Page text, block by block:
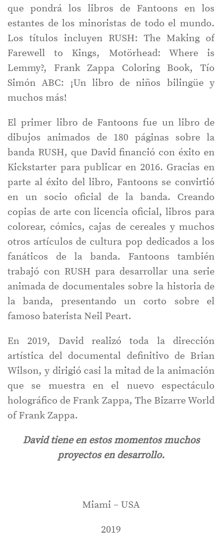
que pondrá los libros de Fantoons en los
estantes de los minoristas de todo el mundo.
Los títulos incluyen RUSH: The Making of
Farewell to Kings, Motörhead: Where is
Lemmy?, Frank Zappa Coloring Book, Tío
Simón ABC: ¡Un libro de niños bilingüe y
muchos más!
El primer libro de Fantoons fue un libro de
dibujos animados de 180 páginas sobre la
banda RUSH, que David financió con éxito en
Kickstarter para publicar en 2016. Gracias en
parte al éxito del libro, Fantoons se convirtió
en un socio oficial de la banda. Creando
copias de arte con licencia oficial, libros para
colorear, cómics, cajas de cereales y muchos
otros artículos de cultura pop dedicados a los
fanáticos de la banda. Fantoons también
trabajó con RUSH para desarrollar una serie
animada de documentales sobre la historia de
la banda, presentando un corto sobre el
famoso baterista Neil Peart.
En 2019, David realizó toda la dirección
artística del documental definitivo de Brian
Wilson, y dirigió casi la mitad de la animación
que se muestra en el nuevo espectáculo
holográfico de Frank Zappa, The Bizarre World
of Frank Zappa.
David tiene en estos momentos muchos
proyectos en desarrollo.
Miami – USA
2019